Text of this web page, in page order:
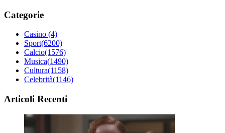
Categorie
Casino (4)
Sport(6200)
Calcio(1576)
Musica(1490)
Cultura(1158)
Celebrità(1146)
Articoli Recenti